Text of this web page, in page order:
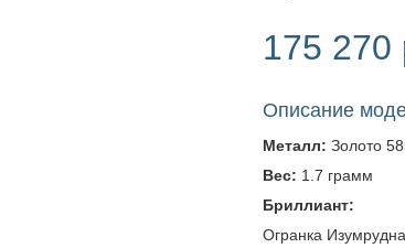
175 270
Описание
Металл: Золото
Вес: 1.7 грамм
Бриллиант:
Огранка